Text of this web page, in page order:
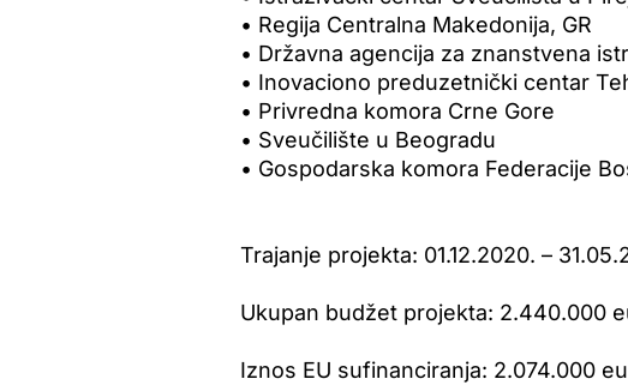
• Regija Centralna Makedonija, GR
• Državna agencija za znanstvena
• Inovaciono preduzetnički centar
• Privredna komora Crne Gore
• Sveučilište u Beogradu
• Gospodarska komora Federacije
Trajanje projekta: 01.12.2020. –
Ukupan budžet projekta: 2.440.000
Iznos EU sufinanciranja: 2.074.000